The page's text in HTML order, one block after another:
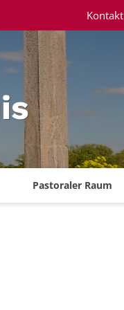
Pastoraler Raum
Kontakt